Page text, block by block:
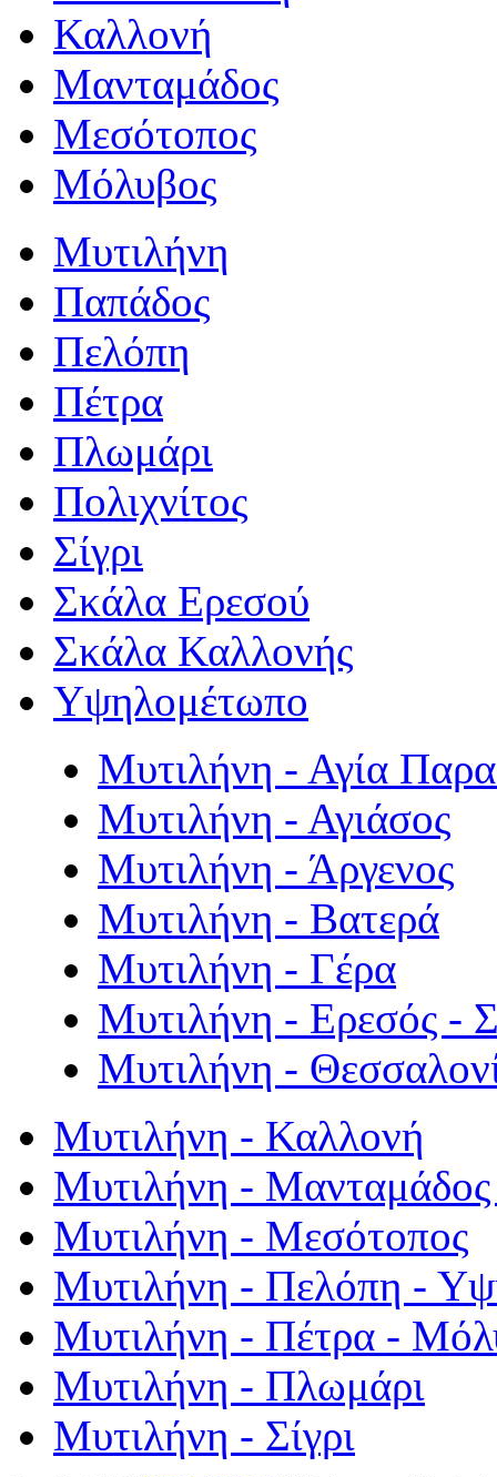
Καλλονή
Μανταμάδος
Μεσότοπος
Μόλυβος
Μυτιλήνη
Παπάδος
Πελόπη
Πέτρα
Πλωμάρι
Πολιχνίτος
Σίγρι
Σκάλα Ερεσού
Σκάλα Καλλονής
Υψηλομέτωπο
Μυτιλήνη - Αγία
Μυτιλήνη - Αγιάσος
Μυτιλήνη - Άργενος
Μυτιλήνη - Βατερά
Μυτιλήνη - Γέρα
Μυτιλήνη - Ερεσός -
Μυτιλήνη -
Μυτιλήνη - Καλλονή
Μυτιλήνη - Μανταμάδος
Μυτιλήνη - Μεσότοπος
Μυτιλήνη - Πελόπη -
Μυτιλήνη - Πέτρα -
Μυτιλήνη - Πλωμάρι
Μυτιλήνη - Σίγρι